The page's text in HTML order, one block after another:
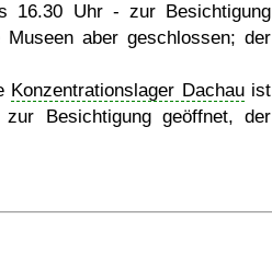
Uhr - zur Besichtigung
aber geschlossen; der
Konzentrationslager Dachauist
Besichtigung geöffnet, der